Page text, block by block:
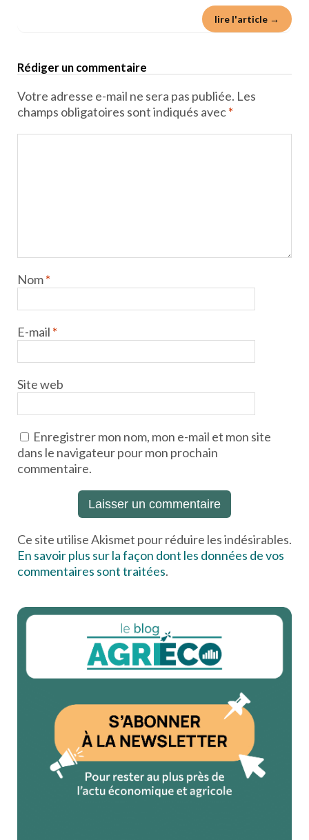
lire l'article →
Rédiger un commentaire
Votre adresse e-mail ne sera pas publiée. Les
champs obligatoires sont indiqués avec*
Nom*
E-mail *
Site web
Enregistrer mon nom, mon e-mail et mon site
dans le navigateur pour mon prochain
commentaire.
Ce site utilise Akismet pour réduire les indésirables.
En savoir plus sur la façon dont les données de vos
commentaires sont traitées.